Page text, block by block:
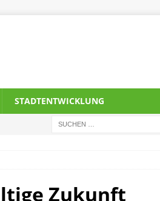
STADTENTWICKLUNG
Zukunft